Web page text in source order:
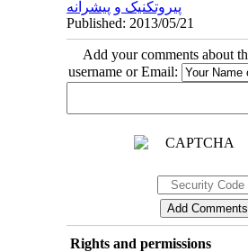
پیروتکنیک و پیشرانه
Published: 2013/05/21
Add your comments about
username or Email:
Rights and permissions